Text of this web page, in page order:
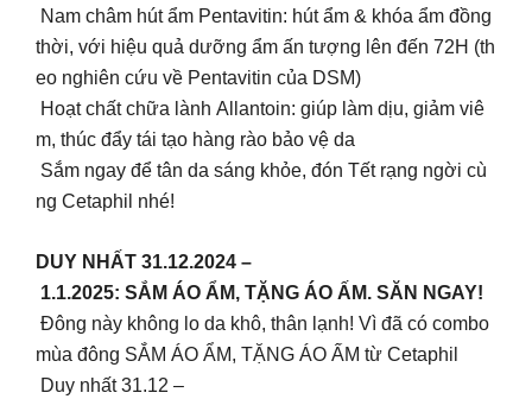
Nam châm hút ẩm Pentavitin: hút ẩm & khóa ẩm đồng
thời, với hiệu quả dưỡng ẩm ấn tượng lên đến 72H (th
eo nghiên cứu về Pentavitin của DSM)
Hoạt chất chữa lành Allantoin: giúp làm dịu, giảm viê
m, thúc đẩy tái tạo hàng rào bảo vệ da
Sắm ngay để tân da sáng khỏe, đón Tết rạng ngời cù
ng Cetaphil nhé!
DUY NHẤT 31.12.2024 –
1.1.2025: SẮM ÁO ẨM, TẶNG ÁO ẤM. SĂN NGAY!
Đông này không lo da khô, thân lạnh! Vì đã có combo
mùa đông SẮM ÁO ẨM, TẶNG ÁO ẤM từ Cetaphil
Duy nhất 31.12 –